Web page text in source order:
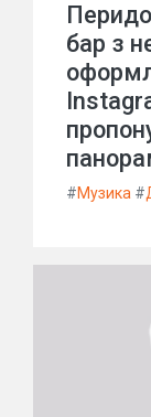
бар з
#Музика #